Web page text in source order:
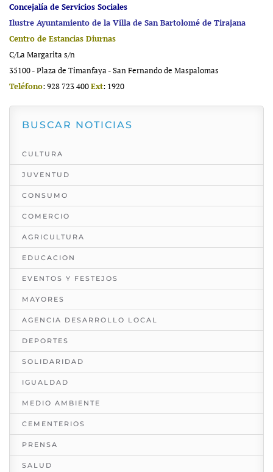
Concejalía de Servicios Sociales
Ilustre Ayuntamiento de la Villa de San Bartolomé de Tirajana
Centro de Estancias Diurnas
C/La Margarita s/n
35100 - Plaza de Timanfaya - San Fernando de Maspalomas
Teléfono: 928 723 400Ext: 1920
BUSCAR NOTICIAS
CULTURA
JUVENTUD
CONSUMO
COMERCIO
AGRICULTURA
EDUCACION
EVENTOS Y FESTEJOS
MAYORES
AGENCIA DESARROLLO LOCAL
DEPORTES
SOLIDARIDAD
IGUALDAD
MEDIO AMBIENTE
CEMENTERIOS
PRENSA
SALUD